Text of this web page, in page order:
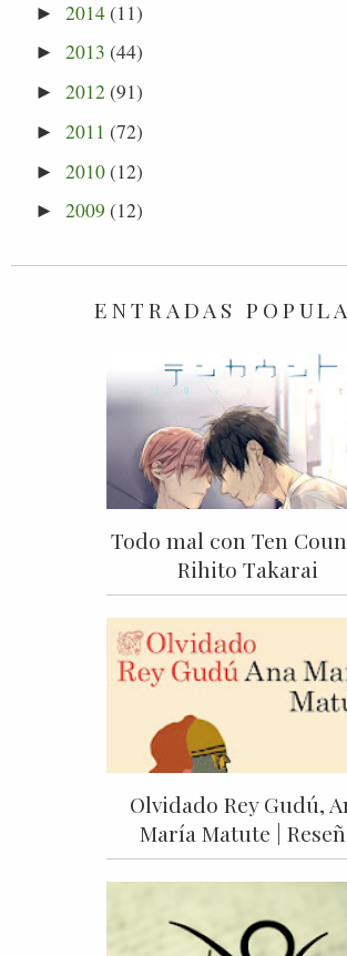
►2014(11)
►2013 (44)
►2012(91)
►2011 (72)
►2010(12)
►2009 (12)
ENTRADAS
Todo mal con Ten
Rihito Takarai
Olvidado Rey Gudú,
María Matute |